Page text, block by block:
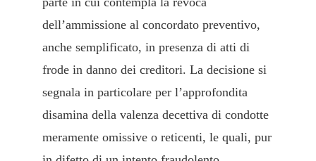
dell’ammissione al concordato preventivo,
anche semplificato, in presenza di atti di
frode in danno dei creditori. La decisione si
segnala in particolare per l’approfondita
disamina della valenza decettiva di condotte
meramente omissive o reticenti, le quali, pur